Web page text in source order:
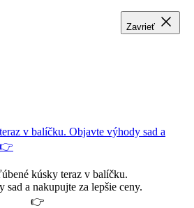
v balíčku. Objavte výhody sad a
👉
kúsky teraz v balíčku.
sad a nakupujte za lepšie ceny.
👉
Zavrieť
Zavrieť
Zavrieť